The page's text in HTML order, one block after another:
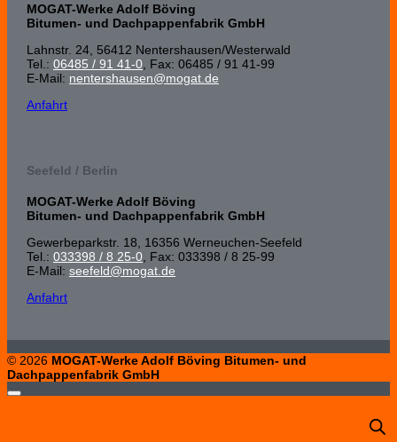
MOGAT-Werke Adolf Böving
Bitumen- und Dachpappenfabrik GmbH
Lahnstr. 24, 56412 Nenters­hausen/Wester­wald
Tel.: 06485 / 91 41-0 , Fax: 06485 / 91 41-99
E-Mail: nentershausen@mogat.de
Anfahrt
Seefeld / Berlin
MOGAT-Werke Adolf Böving
Bitumen- und Dachpappenfabrik GmbH
Gewerbeparkstr. 18, 16356 Werneuchen-Seefeld
Tel.: 033398 / 8 25-0 , Fax: 033398 / 8 25-99
E-Mail: seefeld@mogat.de
Anfahrt
© 2026 MOGAT-Werke Adolf Böving Bitumen- und
Dachpappenfabrik GmbH